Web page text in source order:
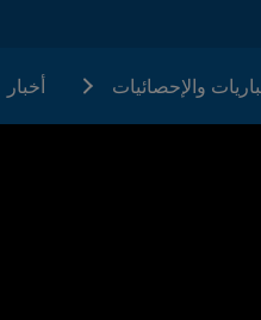
والإحصائيات أخبار